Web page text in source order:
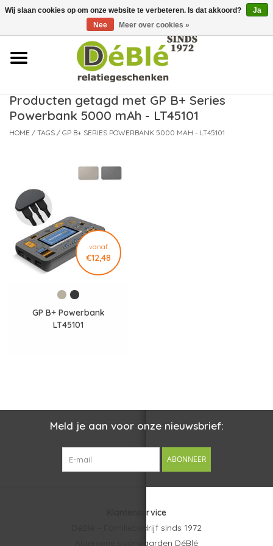
Over ons
Contact
Nieuws
Producten getagd met GP B+ Series
Powerbank 5000 mAh - LT45101
HOME / TAGS / GP B+ SERIES POWERBANK 5000 MAH - LT45101
vanaf
€12,48
GP B+ Powerbank
LT45101
Meld je aan voor onze nieuwsbrief:
ABONNEER
Klantenservice
DéBlé – Familiebedrijf sinds 1972
Algemene voorwaarden DéBlé
Wij slaan cookies op om onze website te verbeteren. Is dat akkoord?
Ja
Nee
Meer over cookies »